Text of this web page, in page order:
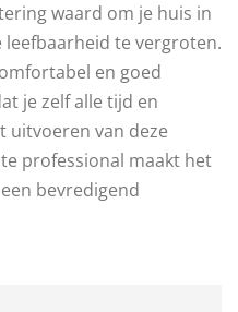
waard om je huis in
te vergroten.
en goed
je zelf alle tijd en
uitvoeren van deze
professional maakt het
bevredigend